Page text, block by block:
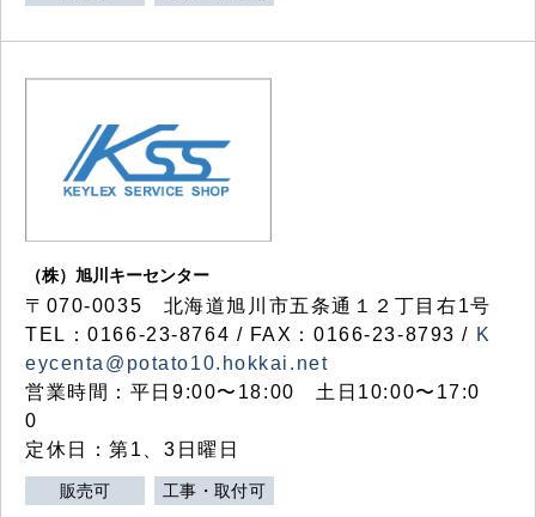
（株）旭川キーセンター
〒070-0035 北海道旭川市五条通１２丁目右1号
TEL：0166-23-8764 / FAX：0166-23-8793 / K
eycenta@potato10.hokkai.net
営業時間：平日9:00〜18:00 土日10:00〜17:0
0
定休日：第1、3日曜日
販売可 工事・取付可